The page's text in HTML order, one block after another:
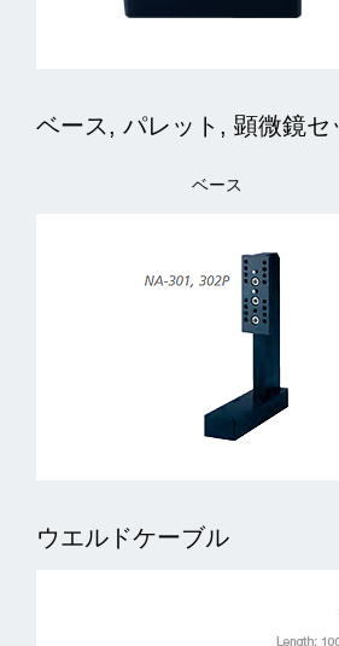
ベース, パレット, 顕微鏡セ
ベース
ウエルドケーブル